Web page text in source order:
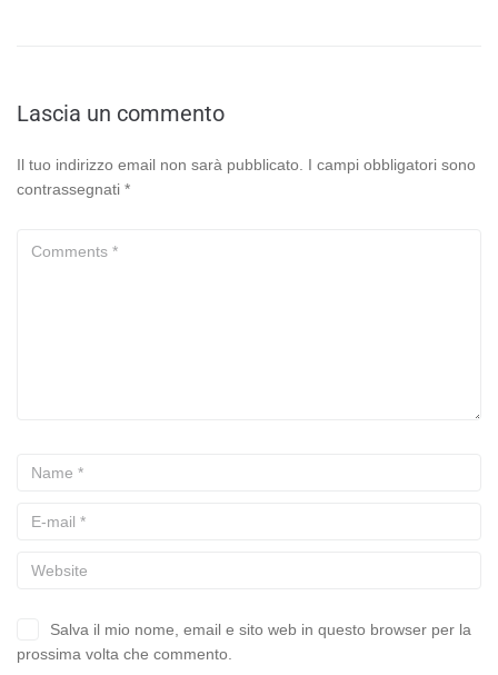
Lascia un commento
Il tuo indirizzo email non sarà pubblicato. I campi obbligatori sono
contrassegnati *
Salva il mio nome, email e sito web in questo browser per la
prossima volta che commento.